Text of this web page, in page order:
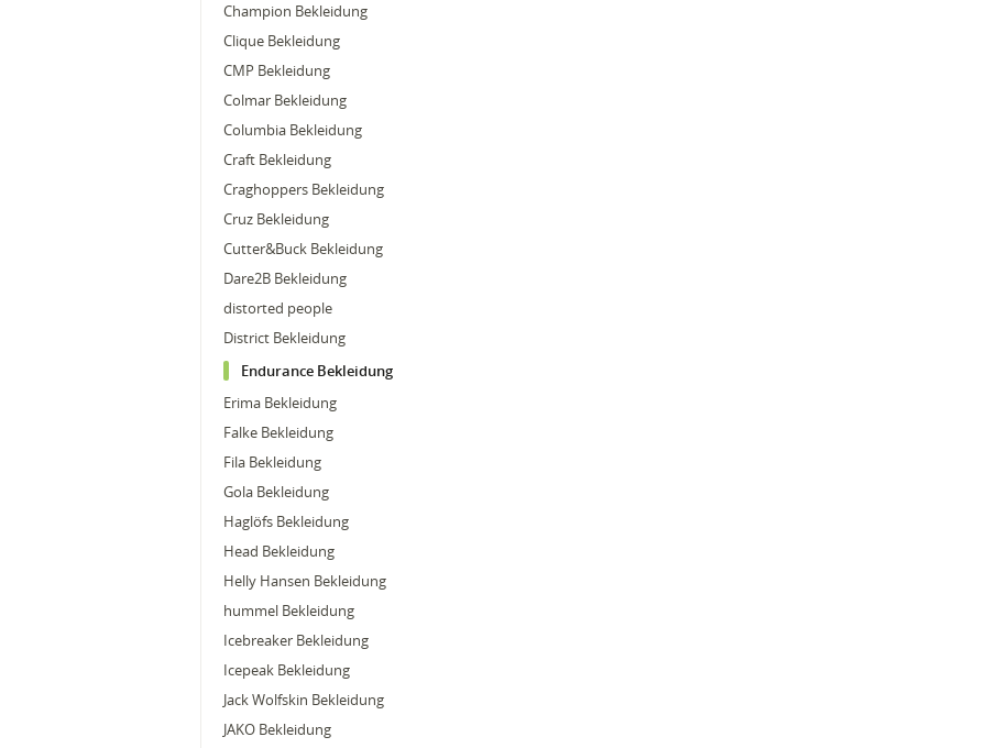
Champion Bekleidung
Clique Bekleidung
CMP Bekleidung
Colmar Bekleidung
Columbia Bekleidung
Craft Bekleidung
Craghoppers Bekleidung
Cruz Bekleidung
Cutter&Buck Bekleidung
Dare2B Bekleidung
distorted people
District Bekleidung
Endurance Bekleidung
Erima Bekleidung
Falke Bekleidung
Fila Bekleidung
Gola Bekleidung
Haglöfs Bekleidung
Head Bekleidung
Helly Hansen Bekleidung
hummel Bekleidung
Icebreaker Bekleidung
Icepeak Bekleidung
Jack Wolfskin Bekleidung
JAKO Bekleidung